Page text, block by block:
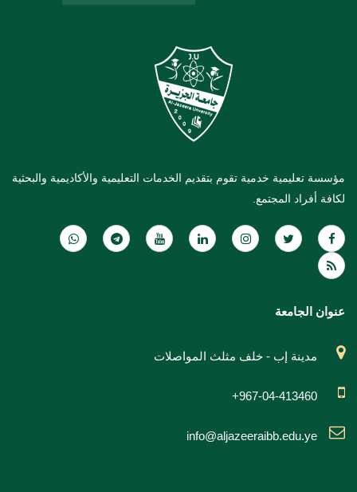
مؤسسة تعليمية خدمية تقوم بتقديم الخدمات التعليمية والأكاديمية والبحثية
لكافة أفراد المجتمع.
عنوان الجامعة
مدينة إب - خلف مثلث المواصلات
+967-04-413460
info@aljazeeraibb.edu.ye